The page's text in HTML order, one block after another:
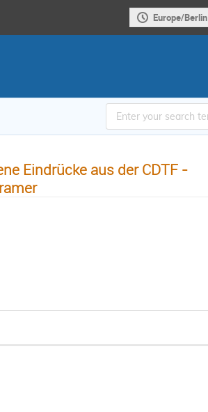
Europe/Berlin
Eindrücke aus der CDTF -